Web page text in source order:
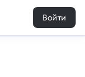
Войти
0 0